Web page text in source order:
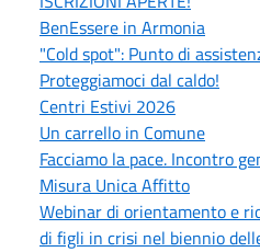
BenEssere in Armonia
"Cold spot": Punto di
Proteggiamoci dal caldo!
Centri Estivi 2026
Un carrello in Comune
Facciamo la pace. Incontro
Misura Unica Affitto
Webinar di orientamento e
di figli in crisi nel biennio